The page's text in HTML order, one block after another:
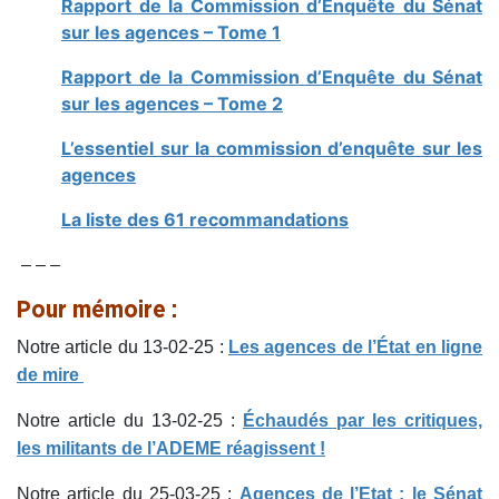
Rapport de la Commission d’Enquête du Sénat
sur les agences – Tome 1
Rapport de la Commission d’Enquête du Sénat
sur les agences – Tome 2
L’essentiel sur la commission d’enquête sur les
agences
La liste des 61 recommandations
– – –
Pour mémoire :
Notre article du 13-02-25 : Les agences de l’État en ligne
de mire
Notre article du 13-02-25 :
Échaudés par les critiques,
les militants de l’ADEME réagissent !
Notre article du 25-03-25 : Agences de l’Etat : le Sénat